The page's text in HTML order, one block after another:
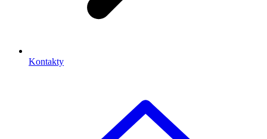
Kontakty